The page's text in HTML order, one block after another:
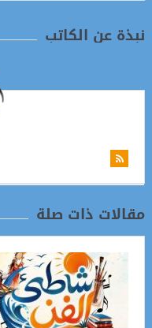
نبذة عن الكاتب
مقالات ذات صلة